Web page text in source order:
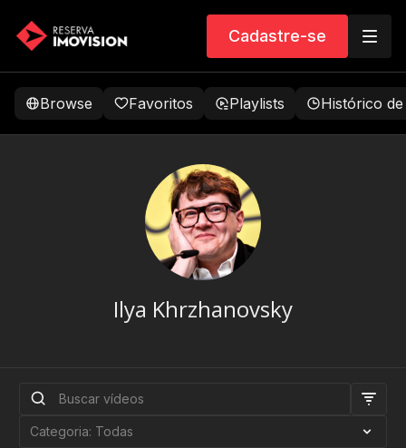
Cadastre-se
Browse Favoritos Playlists Histórico
Ilya Khrzhanovsky